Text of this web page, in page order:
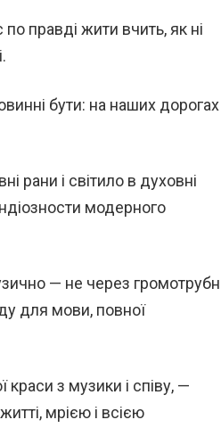
по правді жити вчить, як ні
бути: на наших дорогах
рани і світило в духовні
модерного
— не через
для мови, повної
краси з музики і співу, —
мрією і всією